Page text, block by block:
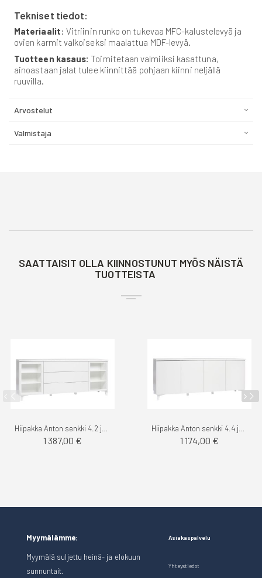
Tekniset tiedot:
Materiaalit: Vitriinin runko on tukevaa MFC-kalustelevyä ja
ovien karmit valkoiseksi maalattua MDF-levyä.
Tuotteen kasaus: Toimitetaan valmiiksi kasattuna,
ainoastaan jalat tulee kiinnittää pohjaan kiinni neljällä
ruuvilla.
Arvostelut
Valmistaja
SAATTAISIT OLLA KIINNOSTUNUT MYÖS NÄISTÄ
TUOTTEISTA
1 387,00 € 1 174,00 €
Myymälämme:
Myymälä suljettu heinä- ja elokuun
sunnuntait.
Asiakaspalvelu
Yhteystiedot